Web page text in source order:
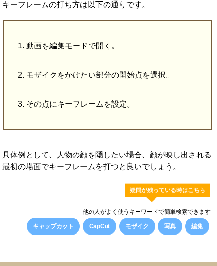
キーフレームの打ち方は以下の通りです。
動画を編集モードで開く。
モザイクをかけたい部分の開始点を選択。
その点にキーフレームを設定。
具体例として、人物の顔を隠したい場合、顔が映し出される
最初の場面でキーフレームを打つと良いでしょう。
疑問が残っている時はこちら
他の人がよく使うキーワードで簡単検索できます
キャップカット CapCut モザイク 写真 編集